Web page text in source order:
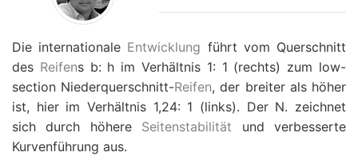
Die internationale Entwicklung führt vom Querschnitt
des Reifens b: h im Verhältnis 1: 1 (rechts) zum low-
section Niederquerschnitt-Reifen, der breiter als höher
ist, hier im Verhältnis 1,24: 1 (links). Der N. zeichnet
sich durch höhere Seitenstabilität und verbesserte
Kurvenführung aus.